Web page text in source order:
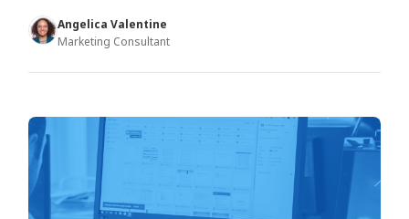
Angelica Valentine
Marketing Consultant